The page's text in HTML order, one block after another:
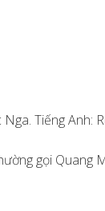
Tiếng Anh:
gọi